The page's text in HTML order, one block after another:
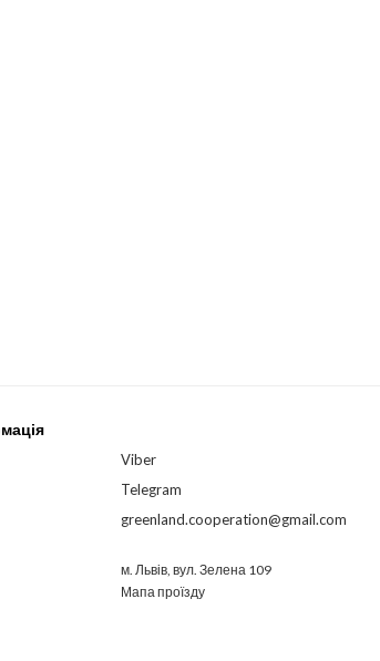
Viber
Telegram
greenland.cooperation@gmail.com
м. Львів, вул. Зелена 109
Мапа проїзду